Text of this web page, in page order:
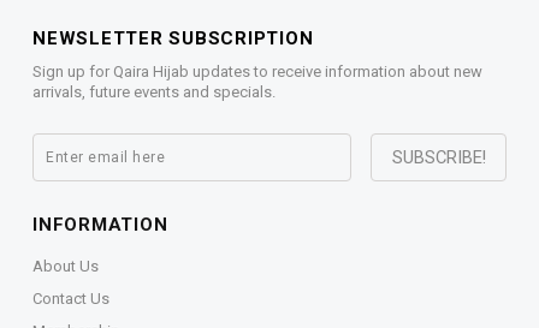
NEWSLETTER SUBSCRIPTION
Sign up for Qaira Hijab updates to receive information about new
arrivals, future events and specials.
INFORMATION
About Us
Contact Us